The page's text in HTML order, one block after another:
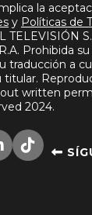
la
y Políticas de
TELEVISIÓN
Prohibida
traducción a
titular.
written
2024.